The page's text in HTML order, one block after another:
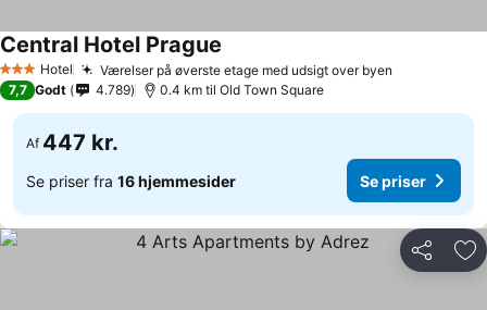
3 StjernerHotel Værelser på øverste etage med udsigt over byen
Central Hotel Prague
7,7 Godt 4.789 0.4 km til Old Town Square
Af 447 kr.
Se priser fra 16 hjemmesider Se priser
Del